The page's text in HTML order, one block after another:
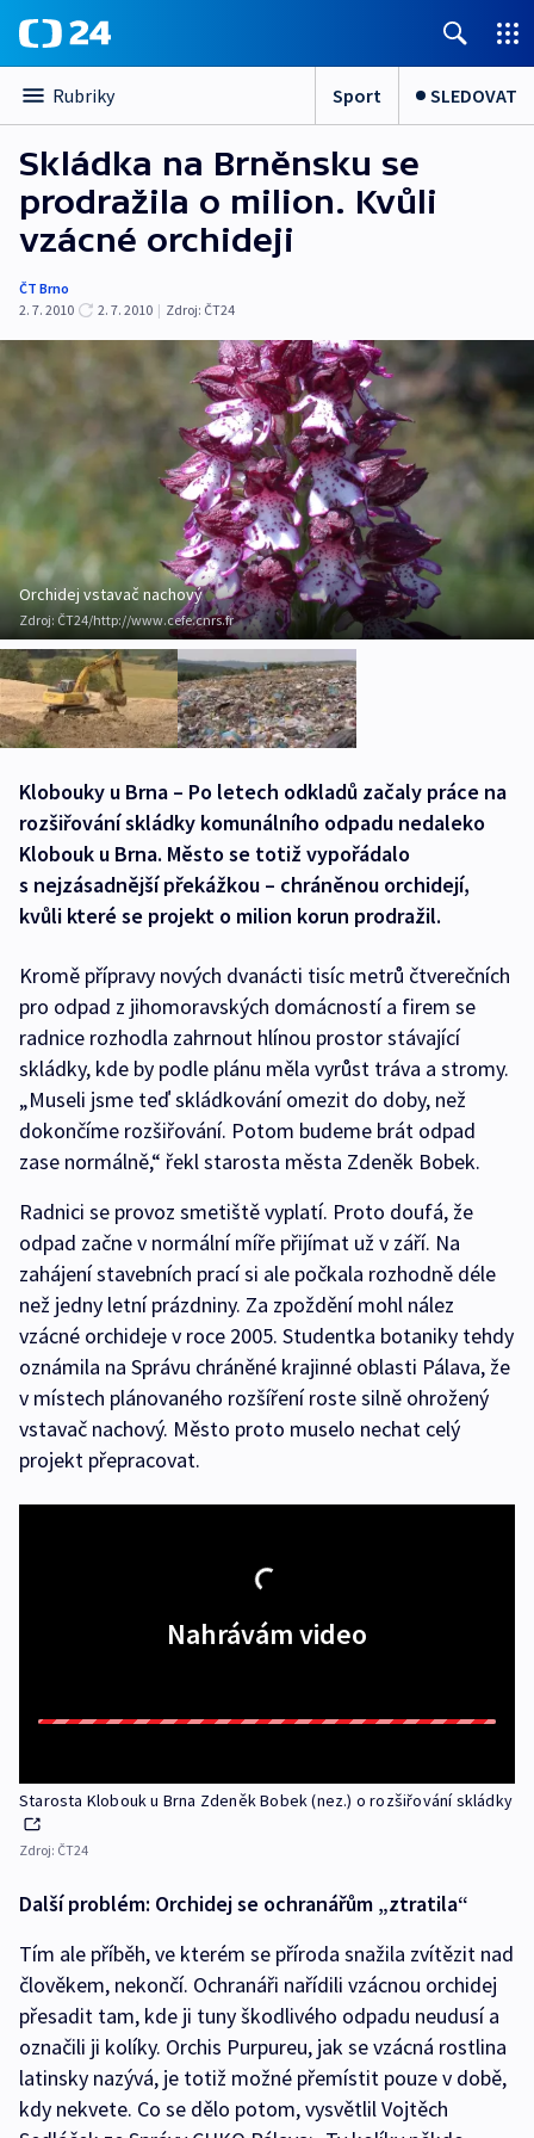
Rubriky Sport SLEDOVAT
Skládka na Brněnsku se
prodražila o milion. Kvůli
vzácné orchideji
ČT Brno
2. 7. 2010
2. 7. 2010 | Zdroj: ČT24
Orchidej vstavač nachový
Zdroj:ČT24/http://www.cefe.cnrs.fr
Klobouky u Brna – Po letech odkladů začaly práce na
rozšiřování skládky komunálního odpadu nedaleko
Klobouk u Brna. Město se totiž vypořádalo
s nejzásadnější překážkou – chráněnou orchidejí,
kvůli které se projekt o milion korun prodražil.
Kromě přípravy nových dvanácti tisíc metrů čtverečních
pro odpad z jihomoravských domácností a firem se
radnice rozhodla zahrnout hlínou prostor stávající
skládky, kde by podle plánu měla vyrůst tráva a stromy.
„Museli jsme teď skládkování omezit do doby, než
dokončíme rozšiřování. Potom budeme brát odpad
zase normálně,“ řekl starosta města Zdeněk Bobek.
Radnici se provoz smetiště vyplatí. Proto doufá, že
odpad začne v normální míře přijímat už v září. Na
zahájení stavebních prací si ale počkala rozhodně déle
než jedny letní prázdniny. Za zpoždění mohl nález
vzácné orchideje v roce 2005. Studentka botaniky tehdy
oznámila na Správu chráněné krajinné oblasti Pálava, že
v místech plánovaného rozšíření roste silně ohrožený
vstavač nachový. Město proto muselo nechat celý
projekt přepracovat.
Nahrávám video
Starosta Klobouk u Brna Zdeněk Bobek (nez.) o rozšiřování skládky
Zdroj: ČT24
Další problém: Orchidej se ochranářům „ztratila“
Tím ale příběh, ve kterém se příroda snažila zvítězit nad
člověkem, nekončí. Ochranáři nařídili vzácnou orchidej
přesadit tam, kde ji tuny škodlivého odpadu neudusí a
označili ji kolíky. Orchis Purpureu, jak se vzácná rostlina
latinsky nazývá, je totiž možné přemístit pouze v době,
kdy nekvete. Co se dělo potom, vysvětlil Vojtěch